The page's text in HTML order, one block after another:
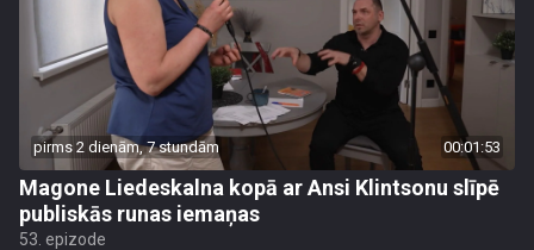
pirms 2 dienām, 7 stundām 00:01:53
Magone Liedeskalna kopā ar Ansi Klintsonu slīpē
publiskās runas iemaņas
53. epizode